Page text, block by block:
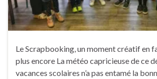
Le Scrapbooking, un moment créatif en
plus encore La météo capricieuse de ce
vacances scolaires n’a pas entamé la